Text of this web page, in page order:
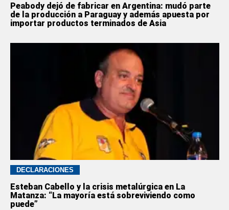
Peabody dejó de fabricar en Argentina: mudó parte
de la producción a Paraguay y además apuesta por
importar productos terminados de Asia
DECLARACIONES
Esteban Cabello y la crisis metalúrgica en La
Matanza: “La mayoría está sobreviviendo como
puede”